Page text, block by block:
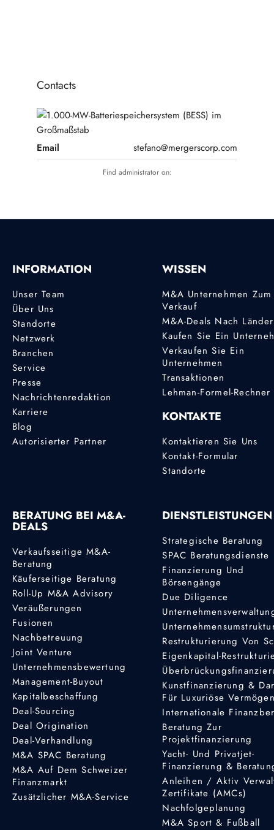
Contacts
Email stefano@mergerscorp.com
Find administrator on:
INFORMATION
Unser Team
Über Uns
Standorte
Netzwerk
Branchen
Service
Presse
Nachrichtenredaktion
Karriere
Blog
Autorisierter Partner
WISSEN
M&A Unternehmen Zum
Verkauf
M&A-Deals Nach
Kaufen Sie Ein
Verkaufen Sie Ein
Unternehmen
Transaktionen
Lehman-Formel-Rechner
KONTAKTE
Kontaktieren Sie Uns
Kontakt-Formular
Standorte
BERATUNG BEI M&A-
DEALS
Verkaufsseitige M&A-
Beratung
Käuferseitige Beratung
Roll-Up M&A Advisory
Veräußerungen
Fusionen
Nachbetreuung
Joint Venture
Unternehmensbewertung
Management-Buyout
Kapitalbeschaffung
Deal-Sourcing
Deal Origination
Deal-Verhandlung
M&A SPAC Beratung
M&A Auf Dem Schweizer
Finanzmarkt
Zusätzlicher M&A-Service
DIENSTLEISTUNGEN
Strategische Beratung
SPAC Beratungsdienste
Finanzierung Und
Börsengänge
Due Diligence
Restrukturierung Von
Eigenkapital-
Kunstfinanzierung &
Für Luxuriöse
Internationale
Beratung Zur
Projektfinanzierung
Yacht- Und Privatjet-
Finanzierung &
Anleihen / Aktiv
Zertifikate (AMCs)
Nachfolgeplanung
M&A Sport & Fußball